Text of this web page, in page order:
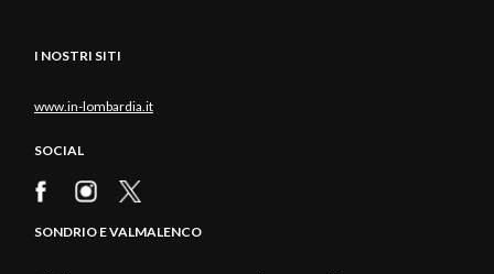
I NOSTRI SITI
www.in-lombardia.it
SOCIAL
SONDRIO E VALMALENCO